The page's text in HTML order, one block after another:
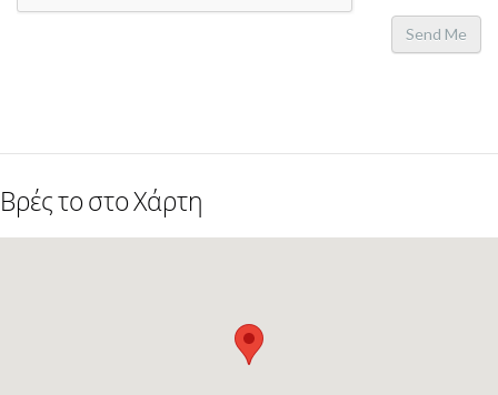
Send Me
Βρές το στο Χάρτη